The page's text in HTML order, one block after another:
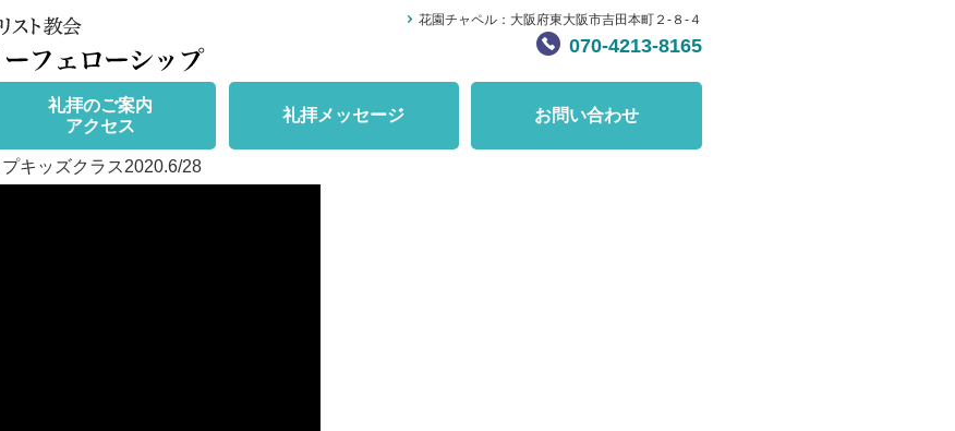
花園チャペル：大阪府東大阪市吉田本町２-８-４
070-4213-8165
礼拝のご案内
アクセス
礼拝メッセージ お問い合わせ
キッズクラス2020.6/28